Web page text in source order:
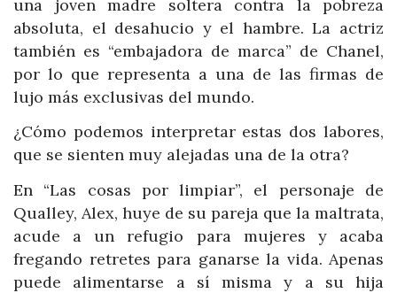
una joven madre soltera contra la pobreza
absoluta, el desahucio y el hambre. La actriz
también es “embajadora de marca” de Chanel,
por lo que representa a una de las firmas de
lujo más exclusivas del mundo.
¿Cómo podemos interpretar estas dos labores,
que se sienten muy alejadas una de la otra?
En “Las cosas por limpiar”, el personaje de
Qualley, Alex, huye de su pareja que la maltrata,
acude a un refugio para mujeres y acaba
fregando retretes para ganarse la vida. Apenas
puede alimentarse a sí misma y a su hija